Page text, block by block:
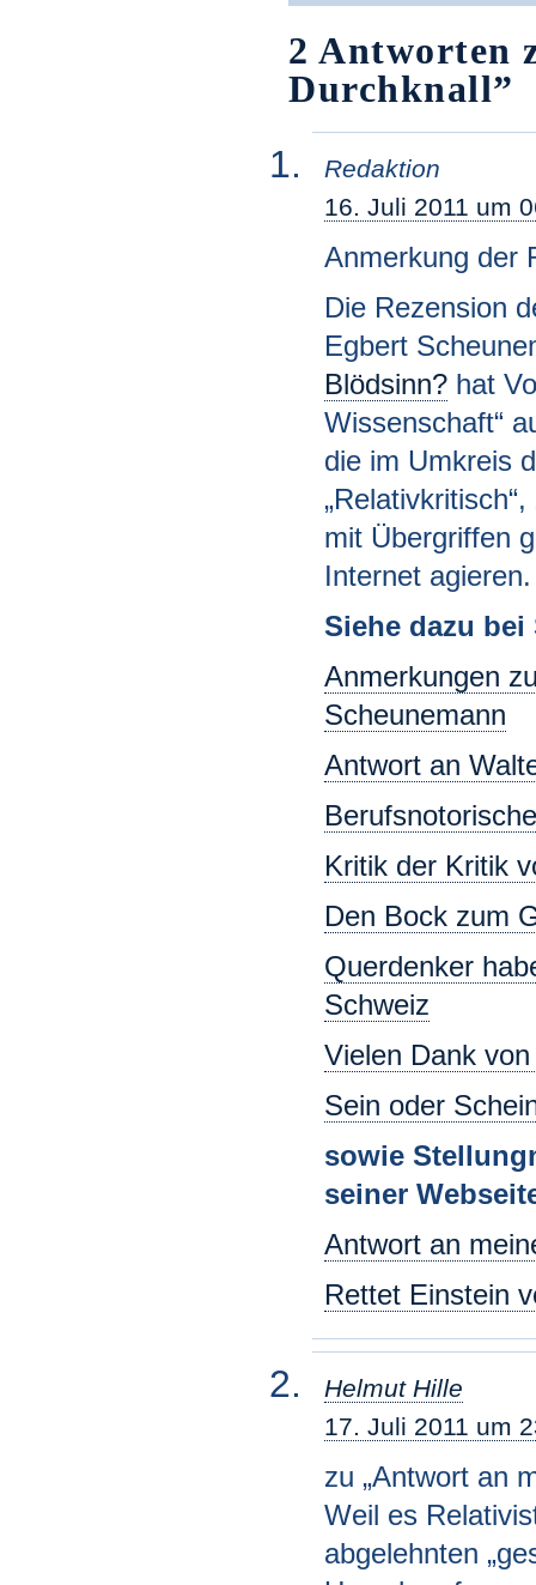
2 Antworten
Durchknall”
Redaktion
16. Juli 2011 um
Anmerkung der
Die Rezension
Egbert
Blödsinn? hat
Wissenschaft“
die im Umkreis
mit Übergriffen
Internet agieren.
Siehe dazu
Anmerkungen
Scheunemann
Antwort an
Kritik der Kritik
Den Bock zum
Querdenker
Schweiz
Vielen Dank
Sein oder
sowie
seiner
Antwort an
Rettet Einstein
Helmut Hille
17. Juli 2011 um
zu „Antwort an
Weil es
abgelehnten